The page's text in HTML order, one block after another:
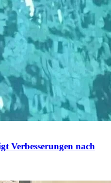
Verbesserungen nach